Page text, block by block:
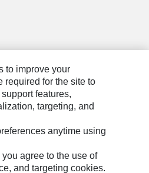
to improve your
required for the site to
features,
targeting, and
anytime using
agree to the use of
and targeting cookies.